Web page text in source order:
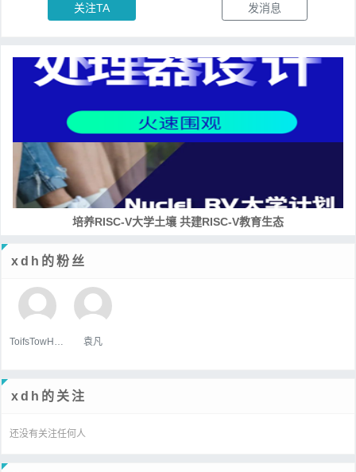
关注TA 发消息
培养RISC-V大学土壤 共建RISC-V教育生态
xdh的粉丝
袁凡
xdh的关注
还没有关注任何人